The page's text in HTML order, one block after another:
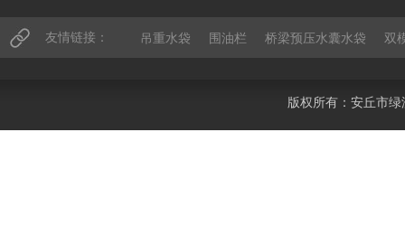
友情链接： 吊重水袋 围油栏 桥梁预压水囊水袋 双
版权所有：安丘市